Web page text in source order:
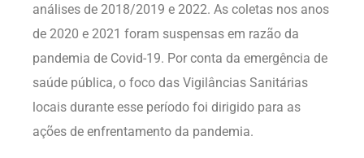
análises de 2018/2019 e 2022. As coletas nos anos
de 2020 e 2021 foram suspensas em razão da
pandemia de Covid-19. Por conta da emergência de
saúde pública, o foco das Vigilâncias Sanitárias
locais durante esse período foi dirigido para as
ações de enfrentamento da pandemia.